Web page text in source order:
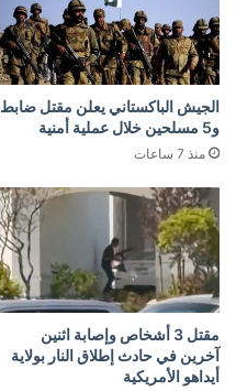
الجيش الباكستاني يعلن مقتل ضابط
و5 مسلحين خلال عملية أمنية
منذ 7 ساعات
مقتل 3 أشخاص وإصابة اثنين
آخرين في حادث إطلاق النار بولاية
أيداهو الأمريكية